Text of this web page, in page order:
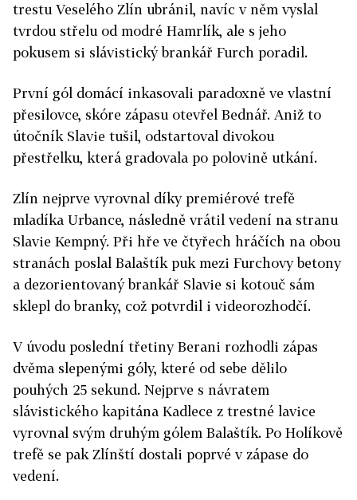
trestu Veselého Zlín ubránil, navíc v něm vyslal
tvrdou střelu od modré Hamrlík, ale s jeho
pokusem si slávistický brankář Furch poradil.
První gól domácí inkasovali paradoxně ve vlastní
přesilovce, skóre zápasu otevřel Bednář. Aniž to
útočník Slavie tušil, odstartoval divokou
přestřelku, která gradovala po polovině utkání.
Zlín nejprve vyrovnal díky premiérové trefě
mladíka Urbance, následně vrátil vedení na stranu
Slavie Kempný. Při hře ve čtyřech hráčích na obou
stranách poslal Balaštík puk mezi Furchovy betony
a dezorientovaný brankář Slavie si kotouč sám
sklepl do branky, což potvrdil i videorozhodčí.
V úvodu poslední třetiny Berani rozhodli zápas
dvěma slepenými góly, které od sebe dělilo
pouhých 25 sekund. Nejprve s návratem
slávistického kapitána Kadlece z trestné lavice
vyrovnal svým druhým gólem Balaštík. Po Holíkově
trefě se pak Zlínští dostali poprvé v zápase do
vedení.